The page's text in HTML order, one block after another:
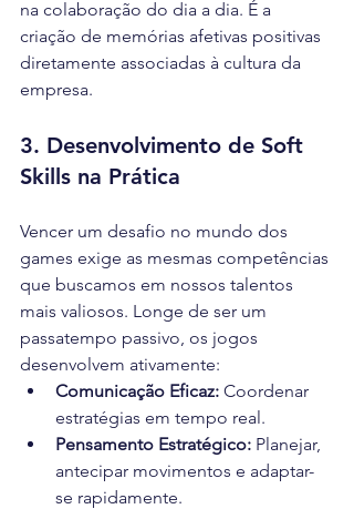
na colaboração do dia a dia. É a
criação de memórias afetivas positivas
diretamente associadas à cultura da
empresa.
3. Desenvolvimento de Soft
Skills na Prática
Vencer um desafio no mundo dos
games exige as mesmas competências
que buscamos em nossos talentos
mais valiosos. Longe de ser um
passatempo passivo, os jogos
desenvolvem ativamente:
Comunicação Eficaz: Coordenar
estratégias em tempo real.
Pensamento Estratégico: Planejar,
antecipar movimentos e adaptar-
se rapidamente.